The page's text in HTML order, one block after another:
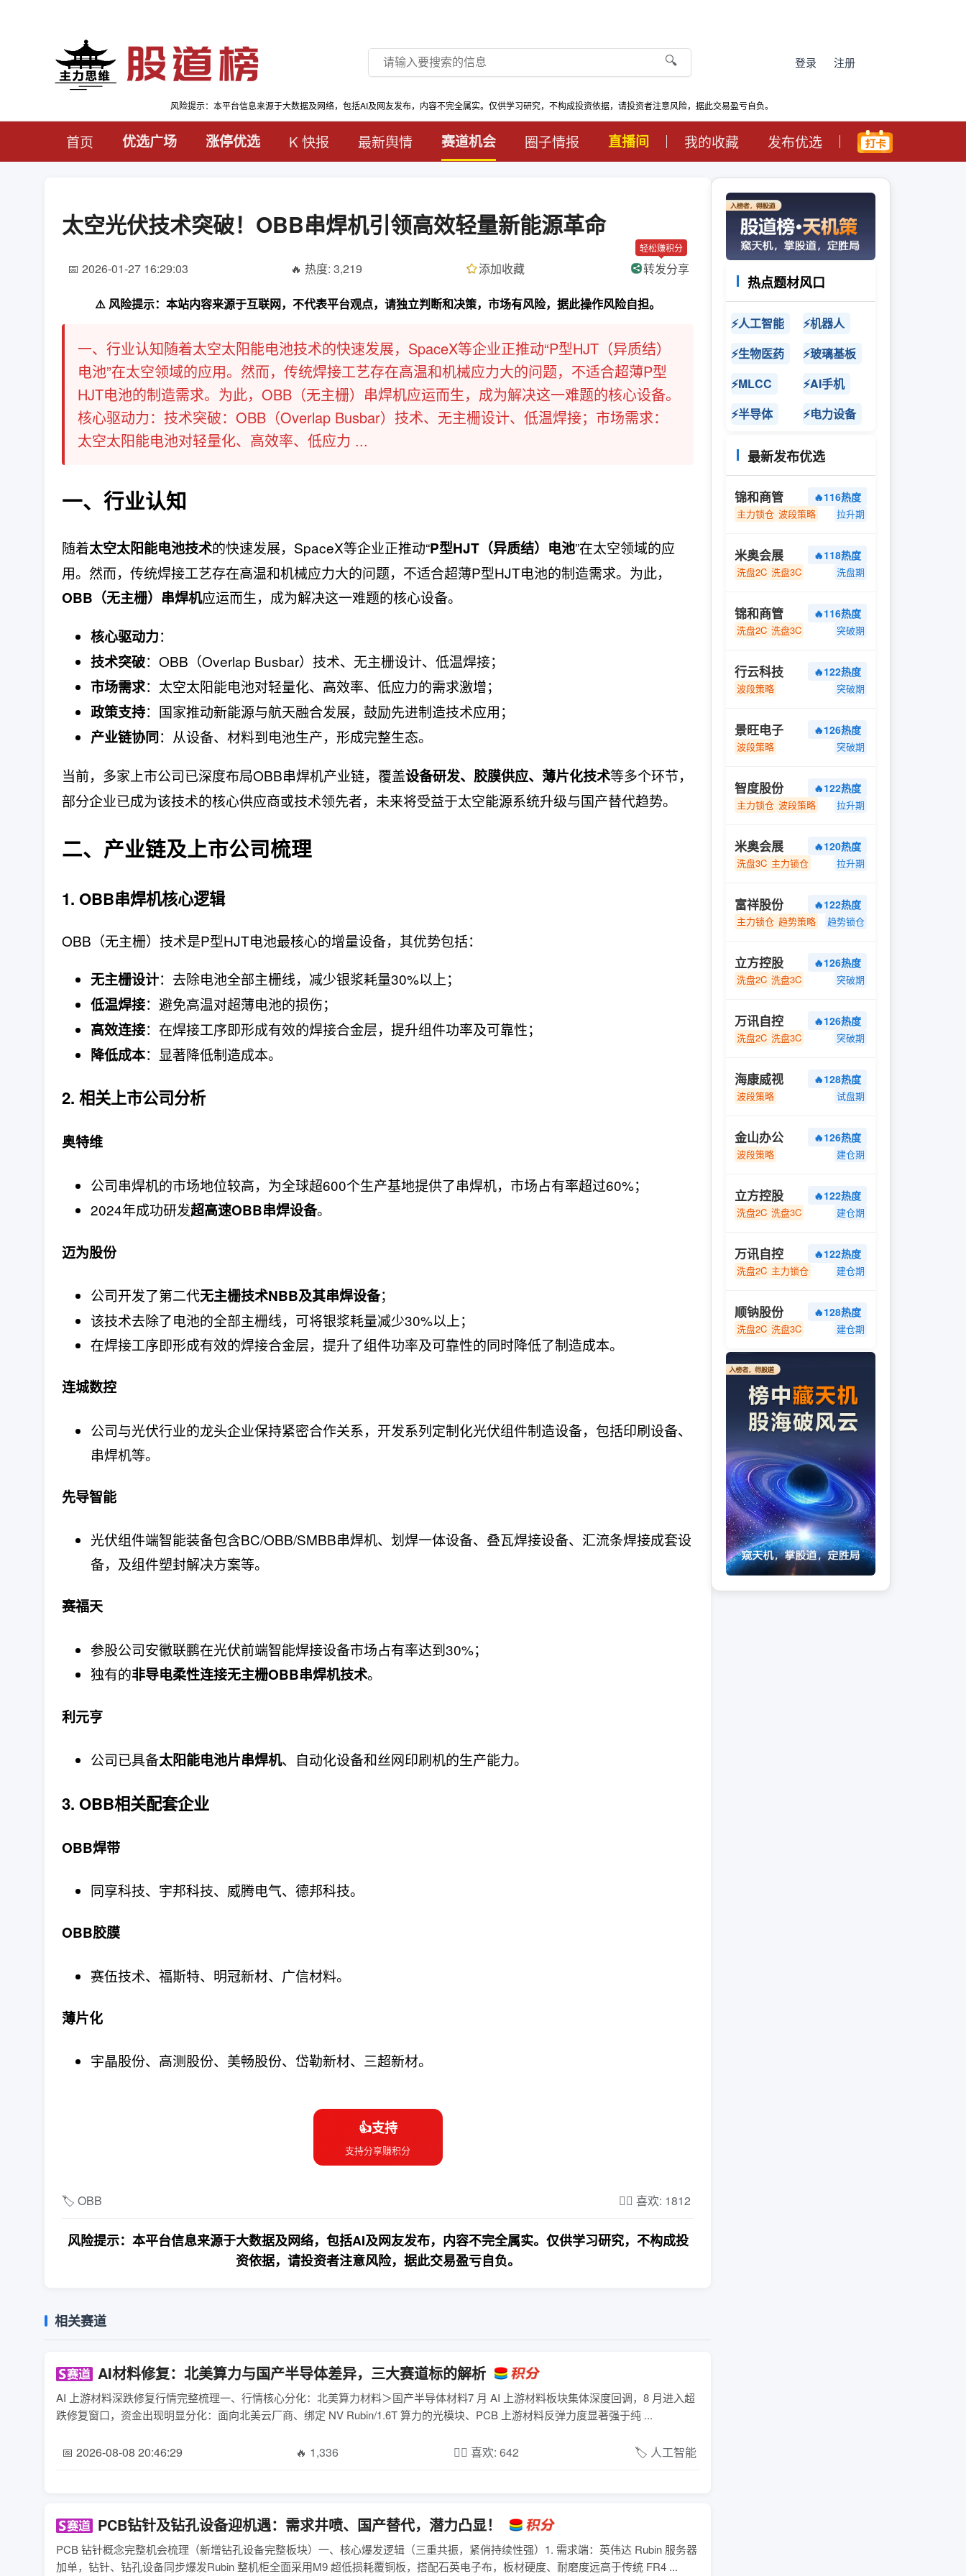
🔍 登录 注册
风险提示：本平台信息来源于大数据及网络，包括AI及网友发布，内容不完全属实。仅供学习研究，不构成投资依据，请投资者注意风险，据此交易盈亏自负。
首页 优选广场 涨停优选 K 快报 最新舆情 赛道机会 圈子情报 直播间 我的收藏 发布优选
太空光伏技术突破！OBB串焊机引领高效轻量新能源革命
📅 2026-01-27 16:29:03 🔥 热度: 3,219 添加收藏
轻松赚积分
转发分享
⚠️ 风险提示：本站内容来源于互联网，不代表平台观点，请独立判断和决策，市场有风险，据此操作风险自担。
一、行业认知随着太空太阳能电池技术的快速发展，SpaceX等企业正推动“P型HJT（异质结）
电池”在太空领域的应用。然而，传统焊接工艺存在高温和机械应力大的问题，不适合超薄P型
HJT电池的制造需求。为此，OBB（无主栅）串焊机应运而生，成为解决这一难题的核心设备。
核心驱动力：技术突破：OBB（Overlap Busbar）技术、无主栅设计、低温焊接；市场需求：
太空太阳能电池对轻量化、高效率、低应力 ...
一、行业认知
随着太空太阳能电池技术的快速发展，SpaceX等企业正推动“P型HJT（异质结）电池”在太空领域的应
用。然而，传统焊接工艺存在高温和机械应力大的问题，不适合超薄P型HJT电池的制造需求。为此，
OBB（无主栅）串焊机应运而生，成为解决这一难题的核心设备。
核心驱动力：
技术突破：OBB（Overlap Busbar）技术、无主栅设计、低温焊接；
市场需求：太空太阳能电池对轻量化、高效率、低应力的需求激增；
政策支持：国家推动新能源与航天融合发展，鼓励先进制造技术应用；
产业链协同：从设备、材料到电池生产，形成完整生态。
当前，多家上市公司已深度布局OBB串焊机产业链，覆盖设备研发、胶膜供应、薄片化技术等多个环节，
部分企业已成为该技术的核心供应商或技术领先者，未来将受益于太空能源系统升级与国产替代趋势。
二、产业链及上市公司梳理
1. OBB串焊机核心逻辑
OBB（无主栅）技术是P型HJT电池最核心的增量设备，其优势包括：
无主栅设计：去除电池全部主栅线，减少银浆耗量30%以上；
低温焊接：避免高温对超薄电池的损伤；
高效连接：在焊接工序即形成有效的焊接合金层，提升组件功率及可靠性；
降低成本：显著降低制造成本。
2. 相关上市公司分析
奥特维
公司串焊机的市场地位较高，为全球超600个生产基地提供了串焊机，市场占有率超过60%；
2024年成功研发超高速OBB串焊设备。
迈为股份
公司开发了第二代无主栅技术NBB及其串焊设备；
该技术去除了电池的全部主栅线，可将银浆耗量减少30%以上；
在焊接工序即形成有效的焊接合金层，提升了组件功率及可靠性的同时降低了制造成本。
连城数控
公司与光伏行业的龙头企业保持紧密合作关系，开发系列定制化光伏组件制造设备，包括印刷设备、
串焊机等。
先导智能
光伏组件端智能装备包含BC/OBB/SMBB串焊机、划焊一体设备、叠瓦焊接设备、汇流条焊接成套设
备，及组件塑封解决方案等。
赛福天
参股公司安徽联鹏在光伏前端智能焊接设备市场占有率达到30%；
独有的非导电柔性连接无主栅OBB串焊机技术。
利元亨
公司已具备太阳能电池片串焊机、自动化设备和丝网印刷机的生产能力。
3. OBB相关配套企业
OBB焊带
同享科技、宇邦科技、威腾电气、德邦科技。
OBB胶膜
赛伍技术、福斯特、明冠新材、广信材料。
薄片化
宇晶股份、高测股份、美畅股份、岱勒新材、三超新材。
👍支持
支持分享赚积分
🏷️ OBB ❤️‍🔥 喜欢: 1812
风险提示：本平台信息来源于大数据及网络，包括AI及网友发布，内容不完全属实。仅供学习研究，不构成投
资依据，请投资者注意风险，据此交易盈亏自负。
相关赛道
AI材料修复：北美算力与国产半导体差异，三大赛道标的解析
AI 上游材料深跌修复行情完整梳理一、行情核心分化：北美算力材料＞国产半导体材料7 月 AI 上游材料板块集体深度回调，8 月进入超
跌修复窗口，资金出现明显分化：面向北美云厂商、绑定 NV Rubin/1.6T 算力的光模块、PCB 上游材料反弹力度显著强于纯 ...
📅 2026-08-08 20:46:29 🔥 1,336 ❤️‍🔥 喜欢: 642 🏷️ 人工智能
PCB钻针及钻孔设备迎机遇：需求井喷、国产替代，潜力凸显！
PCB 钻针概念完整机会梳理（新增钻孔设备完整板块）一、核心爆发逻辑（三重共振，紧俏持续性强）1. 需求端：英伟达 Rubin 服务器
加单，钻针、钻孔设备同步爆发Rubin 整机柜全面采用M9 超低损耗覆铜板，搭配石英电子布，板材硬度、耐磨度远高于传统 FR4 ...
热点题材风口
⚡人工智能
⚡机器人
⚡生物医药
⚡玻璃基板
⚡MLCC
⚡AI手机
⚡半导体
⚡电力设备
最新发布优选
锦和商管 🔥116热度
主力锁仓 波段策略 拉升期
米奥会展 🔥118热度
洗盘2C 洗盘3C 洗盘期
锦和商管 🔥116热度
洗盘2C 洗盘3C 突破期
行云科技 🔥122热度
波段策略 突破期
景旺电子 🔥126热度
波段策略 突破期
智度股份 🔥122热度
主力锁仓 波段策略 拉升期
米奥会展 🔥120热度
洗盘3C 主力锁仓 拉升期
富祥股份 🔥122热度
主力锁仓 趋势策略 趋势锁仓
立方控股 🔥126热度
洗盘2C 洗盘3C 突破期
万讯自控 🔥126热度
洗盘2C 洗盘3C 突破期
海康威视 🔥128热度
波段策略 试盘期
金山办公 🔥126热度
波段策略 建仓期
立方控股 🔥122热度
洗盘2C 洗盘3C 建仓期
万讯自控 🔥122热度
洗盘2C 主力锁仓 建仓期
顺钠股份 🔥128热度
洗盘2C 洗盘3C 建仓期